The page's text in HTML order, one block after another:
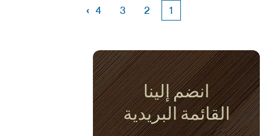
1
2
3
4
›
انضم إلينا
القائمة البريدية